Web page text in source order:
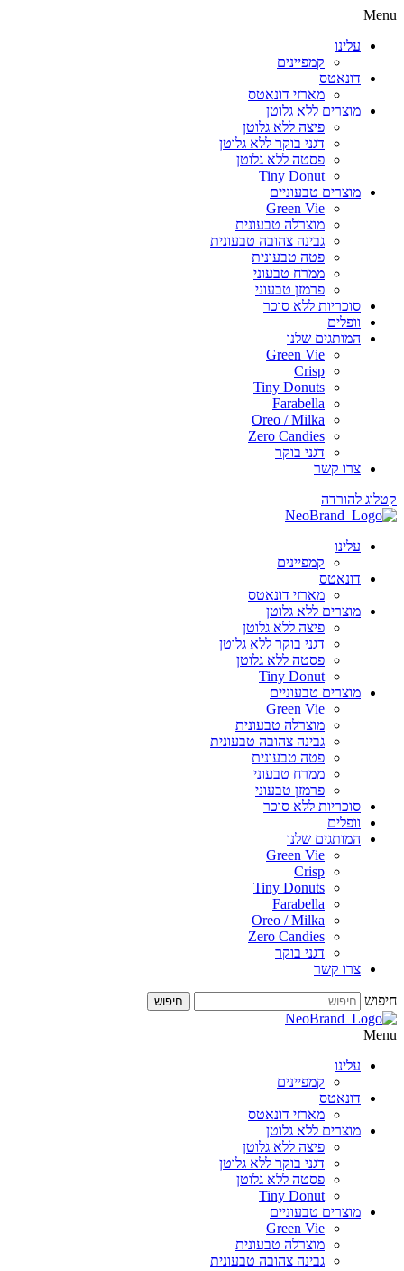
עלינו
קמפיינים
דונאטס
מארזי דונאטס
מוצרים ללא גלוטן
פיצה ללא גלוטן
דגני בוקר ללא גלוטן
פסטה ללא גלוטן
Tiny Donut
מוצרים טבעוניים
Green Vie
מוצרלה טבעונית
גבינה צהובה טבעונית
פטה טבעונית
ממרח טבעוני
פרמזן טבעוני
סוכריות ללא סוכר
וופלים
המותגים שלנו
Green Vie
Crisp
Tiny Donuts
Farabella
Oreo / Milka
Zero Candies
דגני בוקר
צרו קשר
להורדה
עלינו
קמפיינים
דונאטס
מארזי דונאטס
מוצרים ללא גלוטן
פיצה ללא גלוטן
דגני בוקר ללא גלוטן
פסטה ללא גלוטן
Tiny Donut
מוצרים טבעוניים
Green Vie
מוצרלה טבעונית
גבינה צהובה טבעונית
פטה טבעונית
ממרח טבעוני
פרמזן טבעוני
סוכריות ללא סוכר
וופלים
המותגים שלנו
Green Vie
Crisp
Tiny Donuts
Farabella
Oreo / Milka
Zero Candies
דגני בוקר
צרו קשר
עלינו
קמפיינים
דונאטס
מארזי דונאטס
מוצרים ללא גלוטן
פיצה ללא גלוטן
דגני בוקר ללא גלוטן
פסטה ללא גלוטן
Tiny Donut
מוצרים טבעוניים
Green Vie
מוצרלה טבעונית
גבינה צהובה טבעונית